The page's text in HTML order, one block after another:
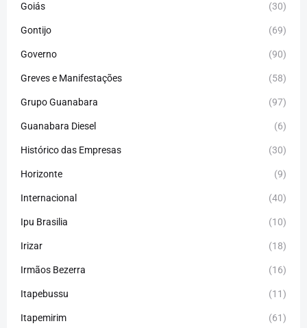
Goiás (30)
Gontijo (69)
Governo (90)
Greves e Manifestações (58)
Grupo Guanabara (97)
Guanabara Diesel (6)
Histórico das Empresas (30)
Horizonte (9)
Internacional (40)
Ipu Brasilia (10)
Irizar (18)
Irmãos Bezerra (16)
Itapebussu (11)
Itapemirim (61)